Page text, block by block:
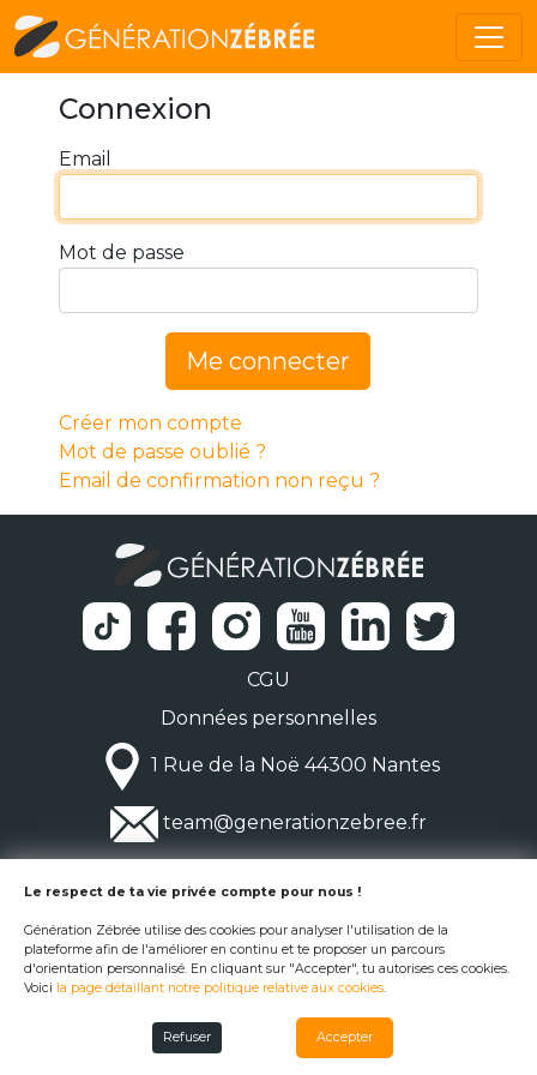
Connexion
Email
Mot de passe
Me connecter
Créer mon compte
Mot de passe oublié ?
Email de confirmation non reçu ?
CGU
Données personnelles
1 Rue de la Noë 44300 Nantes
team@generationzebree.fr
© Génération Zébrée 2026
Le respect de ta vie privée compte pour nous !
Génération Zébrée utilise des cookies pour analyser l'utilisation de la
plateforme afin de l'améliorer en continu et te proposer un parcours
d'orientation personnalisé. En cliquant sur "Accepter", tu autorises ces cookies.
Voici la page détaillant notre politique relative aux cookies.
Refuser Accepter